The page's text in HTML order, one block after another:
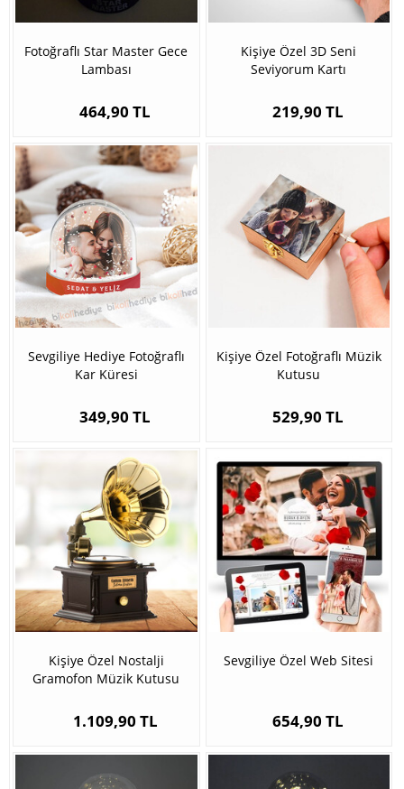
Fotoğraflı Star Master Gece
Lambası
464,90 TL
Kişiye Özel 3D Seni
Seviyorum Kartı
219,90 TL
Sevgiliye Hediye Fotoğraflı
Kar Küresi
349,90 TL
Kişiye Özel Fotoğraflı Müzik
Kutusu
529,90 TL
Kişiye Özel Nostalji
Gramofon Müzik Kutusu
1.109,90 TL
Sevgiliye Özel Web Sitesi
654,90 TL